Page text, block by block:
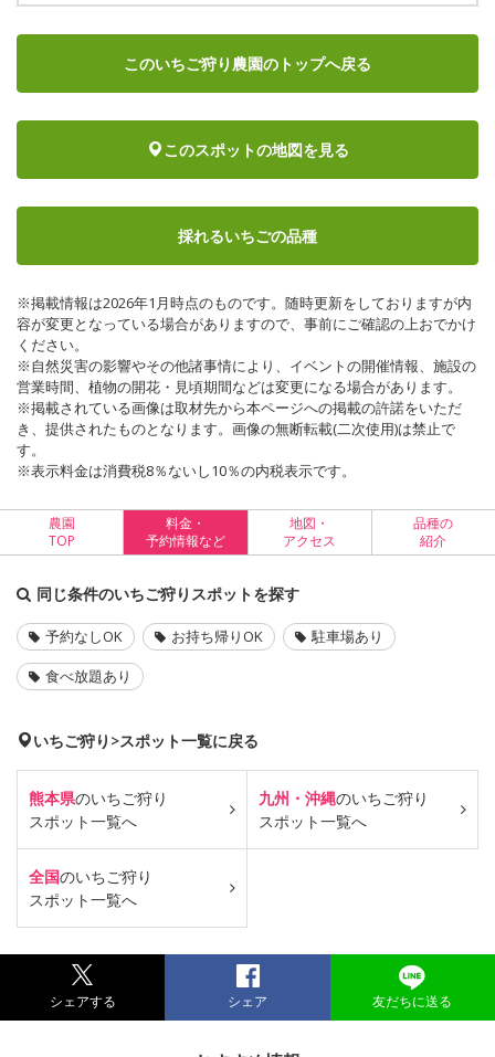
このいちご狩り農園のトップへ戻る
このスポットの地図を見る
採れるいちごの品種
※掲載情報は2026年1月時点のものです。随時更新をしておりますが内
容が変更となっている場合がありますので、事前にご確認の上おでかけ
ください。
※自然災害の影響やその他諸事情により、イベントの開催情報、施設の
営業時間、植物の開花・見頃期間などは変更になる場合があります。
※掲載されている画像は取材先から本ページへの掲載の許諾をいただ
き、提供されたものとなります。画像の無断転載(二次使用)は禁止で
す。
※表示料金は消費税8％ないし10％の内税表示です。
農園
TOP
料金・
予約情報など
地図・
アクセス
品種の
紹介
同じ条件のいちご狩りスポットを探す
予約なしOK お持ち帰りOK
駐車場あり
食べ放題あり
いちご狩り>スポット一覧に戻る
熊本県のいちご狩り
スポット一覧へ
九州・沖縄のいちご狩り
スポット一覧へ
全国のいちご狩り
スポット一覧へ
シェアする シェア 友だちに送る